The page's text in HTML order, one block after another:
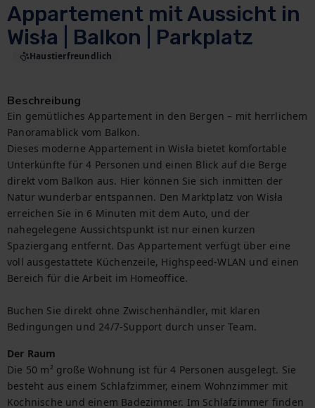
Appartement mit Aussicht in
Wisła | Balkon | Parkplatz
Haustierfreundlich
Beschreibung
Ein gemütliches Appartement in den Bergen – mit herrlichem
Panoramablick vom Balkon.
Dieses moderne Appartement in Wisła bietet komfortable
Unterkünfte für 4 Personen und einen Blick auf die Berge
direkt vom Balkon aus. Hier können Sie sich inmitten der
Natur wunderbar entspannen. Den Marktplatz von Wisła
erreichen Sie in 6 Minuten mit dem Auto, und der
nahegelegene Aussichtspunkt ist nur einen kurzen
Spaziergang entfernt. Das Appartement verfügt über eine
voll ausgestattete Küchenzeile, Highspeed-WLAN und einen
Bereich für die Arbeit im Homeoffice.
Buchen Sie direkt ohne Zwischenhändler, mit klaren
Bedingungen und 24/7-Support durch unser Team.
Der Raum
Die 50 m² große Wohnung ist für 4 Personen ausgelegt. Sie
besteht aus einem Schlafzimmer, einem Wohnzimmer mit
Kochnische und einem Badezimmer. Im Schlafzimmer finden